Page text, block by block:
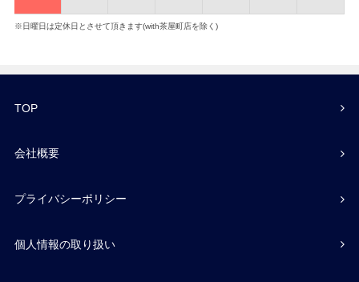
※日曜日は定休日とさせて頂きます(with茶屋町店を除く)
TOP
会社概要
プライバシーポリシー
個人情報の取り扱い